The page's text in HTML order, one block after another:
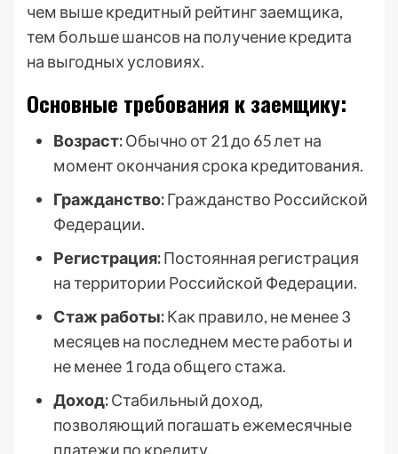
чем выше кредитный рейтинг заемщика,
тем больше шансов на получение кредита
на выгодных условиях.
Основные требования к заемщику:
Возраст:Обычно от 21 до 65 лет на
момент окончания срока кредитования.
Гражданство:Гражданство Российской
Федерации.
Регистрация:Постоянная регистрация
на территории Российской Федерации.
Стаж работы:Как правило, не менее 3
месяцев на последнем месте работы и
не менее 1 года общего стажа.
Доход:Стабильный доход,
позволяющий погашать ежемесячные
платежи по кредиту.